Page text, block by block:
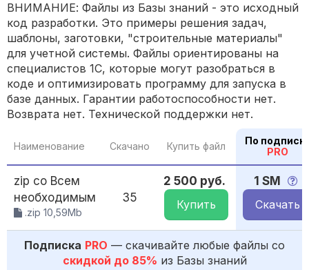
ВНИМАНИЕ: Файлы из Базы знаний - это исходный
код разработки. Это примеры решения задач,
шаблоны, заготовки, "строительные материалы"
для учетной системы. Файлы ориентированы на
специалистов 1С, которые могут разобраться в
коде и оптимизировать программу для запуска в
базе данных. Гарантии работоспособности нет.
Возврата нет. Технической поддержки нет.
Наименование Скачано Купить файл
По
PRO
zip со Всем
необходимым
.zip 10,59Mb
35
2 500 руб.
Купить
1 SM
Скачать
Подписка PRO — скачивайте любые файлы со
скидкой до 85% из Базы знаний